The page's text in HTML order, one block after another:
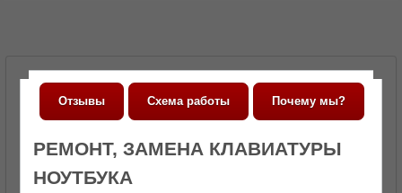
Отзывы Почему мы?
Схема работы
РЕМОНТ, ЗАМЕНА КЛАВИАТУРЫ
НОУТБУКА